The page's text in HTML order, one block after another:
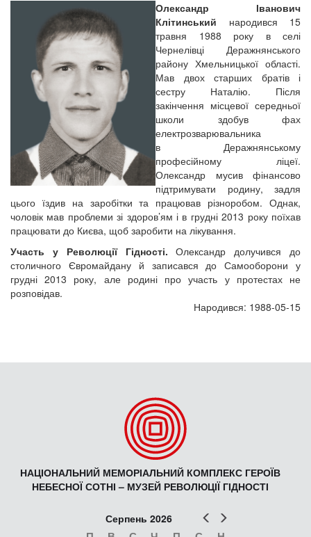
Олександр Іванович
Клітинський народився 15
травня 1988 року в селі
Чернелівці Деражнянського
району Хмельницької області.
Мав двох старших братів і
сестру Наталію. Після
закінчення місцевої середньої
школи здобув фах
електрозварювальника
в Деражнянському
професійному ліцеї.
Олександр мусив фінансово
підтримувати родину, задля
цього їздив на заробітки та працював різноробом. Однак,
чоловік мав проблеми зі здоров’ям і в грудні 2013 року поїхав
працювати до Києва, щоб заробити на лікування.
Участь у Революції Гідності.Олександр долучився до
столичного Євромайдану й записався до Самооборони у
грудні 2013 року, але родині про участь у протестах не
розповідав.
Народився: 1988-05-15
НАЦІОНАЛЬНИЙ МЕМОРІАЛЬНИЙ КОМПЛЕКС ГЕРОЇВ
НЕБЕСНОЇ СОТНІ – МУЗЕЙ РЕВОЛЮЦІЇ ГІДНОСТІ
Попер
Серпень 2026